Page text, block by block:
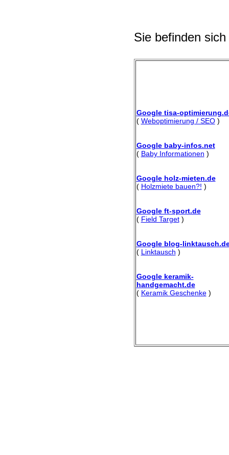
Sie befinden
Google tisa-
( Weboptimierung / SEO)
Google baby-infos.net
( Baby Informationen )
Google holz-mieten.de
( Holzmiete bauen?! )
Google ft-sport.de
( Field Target)
Google blog-
( Linktausch )
Google keramik-
handgemacht.de
( Keramik Geschenke)